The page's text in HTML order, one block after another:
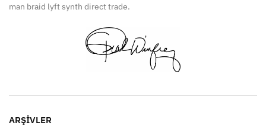
man braid lyft synth direct trade.
ARŞIVLER